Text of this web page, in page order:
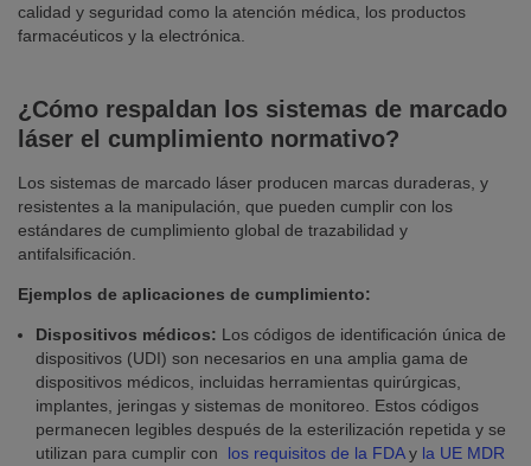
calidad y seguridad como la atención médica, los productos
farmacéuticos y la electrónica.
¿Cómo respaldan los sistemas de marcado
láser el cumplimiento normativo?
Los sistemas de marcado láser producen marcas duraderas, y
resistentes a la manipulación, que pueden cumplir con los
estándares de cumplimiento global de trazabilidad y
antifalsificación.
Ejemplos de aplicaciones de cumplimiento:
Dispositivos médicos: Los códigos de identificación única de
dispositivos (UDI) son necesarios en una amplia gama de
dispositivos médicos, incluidas herramientas quirúrgicas,
implantes, jeringas y sistemas de monitoreo. Estos códigos
permanecen legibles después de la esterilización repetida y se
utilizan para cumplir con
los requisitos de la FDAy la UE MDR